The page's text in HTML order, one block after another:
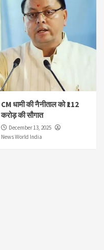
CM धामी की नैनीताल को ₹112
करोड़ की सौगात
December 13, 2025
News World India